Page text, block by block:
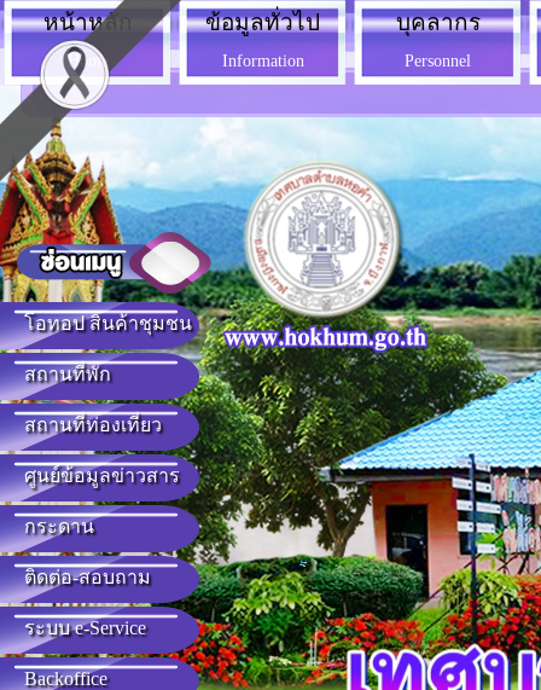
โอทอป สินค้าชุมชน
สถานที่พัก
สถานที่ท่องเที่ยว
ศูนย์ข้อมูลข่าวสาร
กระดาน
ติดต่อ-สอบถาม
ระบบ e-Service
Backoffice
หน้าหลัก
Home
ข้อมูลทั่วไป
Information
บุคลากร
Personnel